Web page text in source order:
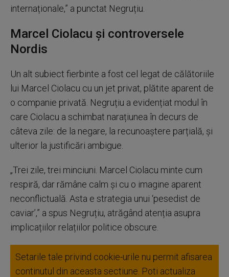
internaționale,” a punctat Negruțiu.
Marcel Ciolacu și controversele
Nordis
Un alt subiect fierbinte a fost cel legat de călătoriile
lui Marcel Ciolacu cu un jet privat, plătite aparent de
o companie privată. Negruțiu a evidențiat modul în
care Ciolacu a schimbat narațiunea în decurs de
câteva zile: de la negare, la recunoaștere parțială, și
ulterior la justificări ambigue.
„Trei zile, trei minciuni. Marcel Ciolacu minte cum
respiră, dar rămâne calm și cu o imagine aparent
neconflictuală. Asta e strategia unui ‘pesedist de
caviar’,” a spus Negruțiu, atrăgând atenția asupra
implicațiilor relațiilor politice obscure.
Setarile tale privind cookie-urile nu permit afisarea
continutul din aceasta sectiune. Poti actualiza